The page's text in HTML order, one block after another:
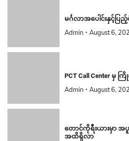
မင်္ဂလာအပေါင်းနှင့်ပြည့်
Admin August 6,
PCT Call Center မှ
Admin August 6,
တောင်ကိုရီးယားမှာ အ
အထိရှိလာ